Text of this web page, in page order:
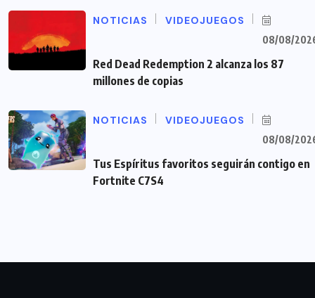
NOTICIAS VIDEOJUEGOS
08/08/
Red Dead Redemption 2 alcanza los 87
millones de copias
NOTICIAS VIDEOJUEGOS
08/08/
Tus Espíritus favoritos seguirán contigo en
Fortnite C7S4